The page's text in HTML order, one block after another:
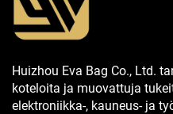
Huizhou Eva Bag Co., Ltd.
koteloita ja muovattuja
elektroniikka-, kauneus- ja